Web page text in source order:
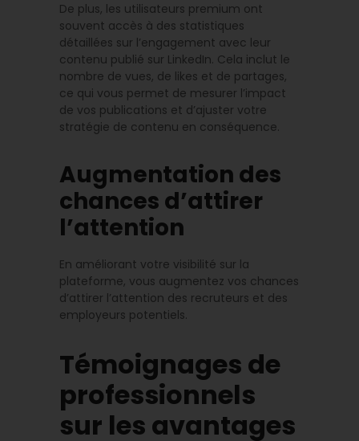
De plus, les utilisateurs premium ont
souvent accès à des statistiques
détaillées sur l’engagement avec leur
contenu publié sur LinkedIn. Cela inclut le
nombre de vues, de likes et de partages,
ce qui vous permet de mesurer l’impact
de vos publications et d’ajuster votre
stratégie de contenu en conséquence.
Augmentation des
chances d’attirer
l’attention
En améliorant votre visibilité sur la
plateforme, vous augmentez vos chances
d’attirer l’attention des recruteurs et des
employeurs potentiels.
Témoignages de
professionnels
sur les avantages